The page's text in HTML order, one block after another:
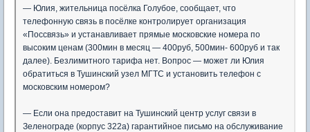
— Юлия, жительница посёлка Голубое, сообщает, что
телефонную связь в посёлке контролирует организация
«Поссвязь» и устанавливает прямые московские номера по
высоким ценам (300мин в месяц — 400руб, 500мин- 600руб и так
далее). Безлимитного тарифа нет. Вопрос — может ли Юлия
обратиться в Тушинский узел МГТС и установить телефон с
московским номером?
— Если она предоставит на Тушинский центр услуг связи в
Зеленограде (корпус 322а) гарантийное письмо на обслуживание